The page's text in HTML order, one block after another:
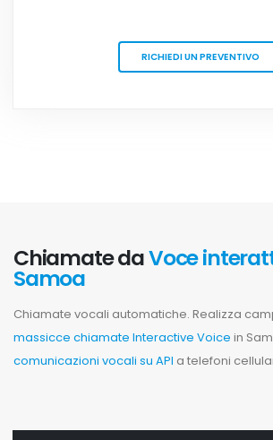
RICHIEDI UN PREVENTIVO
Chiamate daVoce
Samoa
Chiamate vocali automatiche. Realizza
massicce chiamate Interactive Voice in
comunicazioni vocali su API a telefoni